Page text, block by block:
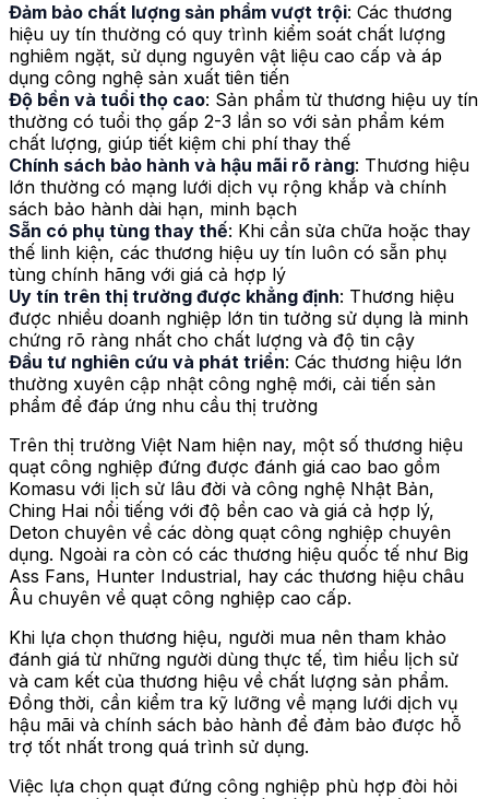
Đảm bảo chất lượng sản phẩm vượt trội: Các thương
hiệu uy tín thường có quy trình kiểm soát chất lượng
nghiêm ngặt, sử dụng nguyên vật liệu cao cấp và áp
dụng công nghệ sản xuất tiên tiến
Độ bền và tuổi thọ cao: Sản phẩm từ thương hiệu uy tín
thường có tuổi thọ gấp 2-3 lần so với sản phẩm kém
chất lượng, giúp tiết kiệm chi phí thay thế
Chính sách bảo hành và hậu mãi rõ ràng: Thương hiệu
lớn thường có mạng lưới dịch vụ rộng khắp và chính
sách bảo hành dài hạn, minh bạch
Sẵn có phụ tùng thay thế: Khi cần sửa chữa hoặc thay
thế linh kiện, các thương hiệu uy tín luôn có sẵn phụ
tùng chính hãng với giá cả hợp lý
Uy tín trên thị trường được khẳng định: Thương hiệu
được nhiều doanh nghiệp lớn tin tưởng sử dụng là minh
chứng rõ ràng nhất cho chất lượng và độ tin cậy
Đầu tư nghiên cứu và phát triển: Các thương hiệu lớn
thường xuyên cập nhật công nghệ mới, cải tiến sản
phẩm để đáp ứng nhu cầu thị trường
Trên thị trường Việt Nam hiện nay, một số thương hiệu
quạt công nghiệp đứng được đánh giá cao bao gồm
Komasu với lịch sử lâu đời và công nghệ Nhật Bản,
Ching Hai nổi tiếng với độ bền cao và giá cả hợp lý,
Deton chuyên về các dòng quạt công nghiệp chuyên
dụng. Ngoài ra còn có các thương hiệu quốc tế như Big
Ass Fans, Hunter Industrial, hay các thương hiệu châu
Âu chuyên về quạt công nghiệp cao cấp.
Khi lựa chọn thương hiệu, người mua nên tham khảo
đánh giá từ những người dùng thực tế, tìm hiểu lịch sử
và cam kết của thương hiệu về chất lượng sản phẩm.
Đồng thời, cần kiểm tra kỹ lưỡng về mạng lưới dịch vụ
hậu mãi và chính sách bảo hành để đảm bảo được hỗ
trợ tốt nhất trong quá trình sử dụng.
Việc lựa chọn quạt đứng công nghiệp phù hợp đòi hỏi